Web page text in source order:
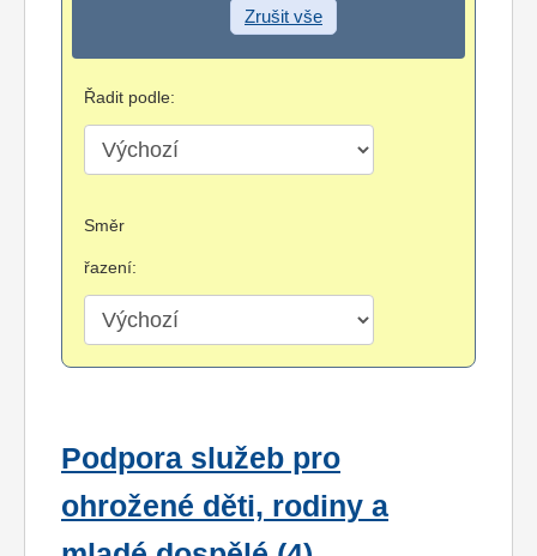
Zrušit vše
Řadit podle:
Směr
řazení:
Podpora služeb pro
ohrožené děti, rodiny a